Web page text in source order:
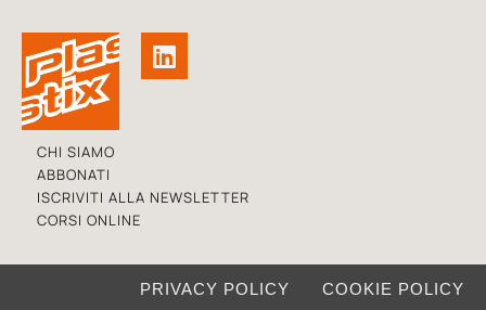
CHI SIAMO
ABBONATI
ISCRIVITI ALLA NEWSLETTER
CORSI ONLINE
PRIVACY POLICY COOKIE POLICY